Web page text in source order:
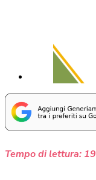
Tempo di lettura: 19